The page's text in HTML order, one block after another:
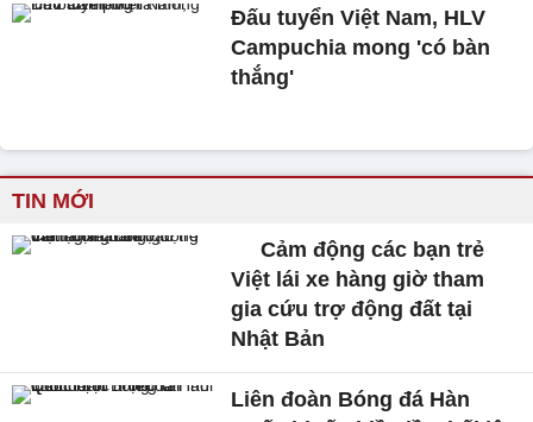
Đấu tuyển Việt Nam, HLV
Campuchia mong 'có bàn
thắng'
TIN MỚI
Cảm động các bạn trẻ
Việt lái xe hàng giờ tham
gia cứu trợ động đất tại
Nhật Bản
Liên đoàn Bóng đá Hàn